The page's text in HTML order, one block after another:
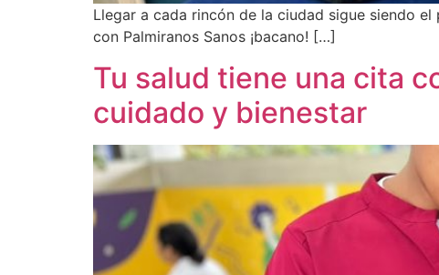
Llegar a cada rincón de la ciudad sigue siendo el
con Palmiranos Sanos ¡bacano! […]
Tu salud tiene una cita
cuidado y bienestar